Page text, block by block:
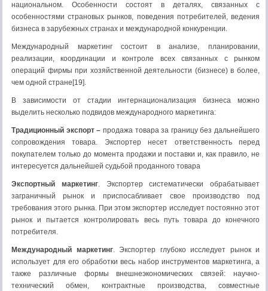
национальном. Особенности состоят в деталях, связанных с
особенностями страновых рынков, поведения потребителей, ведения
бизнеса в зарубежных странах и международной конкуренции.
Международный маркетинг состоит в анализе, планировании,
реализации, координации и контроле всех связанных с рынком
операций фирмы при хозяйственной деятельности (бизнесе) в более,
чем одной стране[19].
В зависимости от стадии интернационализация бизнеса можно
выделить несколько подвидов международного маркетинга:
Традиционный экспорт – продажа товара за границу без дальнейшего
сопровождения товара. Экспортер несет ответственность перед
покупателем только до момента продажи и поставки и, как правило, не
интересуется дальнейшей судьбой проданного товара
Экспортный маркетинг. Экспортер систематически обрабатывает
заграничный рынок и приспосабливает свое производство под
требования этого рынка. При этом экспортер исследует постоянно этот
рынок и пытается контролировать весь путь товара до конечного
потребителя.
Международный маркетинг. Экспортер глубоко исследует рынок и
использует для его обработки весь набор инструментов маркетинга, а
также различные формы внешнеэкономических связей: научно-
технический обмен, контрактные производства, совместные